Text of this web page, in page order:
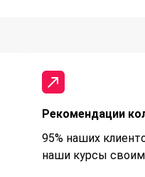
Рекомендации
95% наших
наши курсы своим